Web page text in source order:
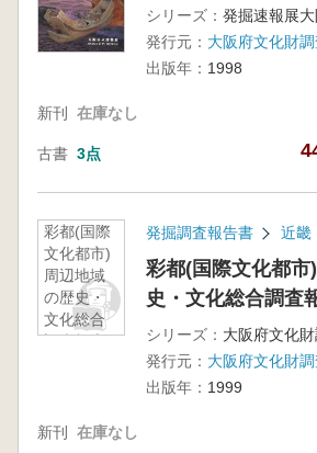
シリーズ： 発掘速報展大
発行元： 大阪府文化財
出版年： 1998
新刊 在庫なし
古書 3点
彩都(国際
文化都市)
周辺地域
の歴史・
文化総合
調査報告
発掘調査報告書 近畿
彩都(国際文化都市
史・文化総合調査
シリーズ：
発行元： 大阪府文化財
出版年： 1999
新刊 在庫なし